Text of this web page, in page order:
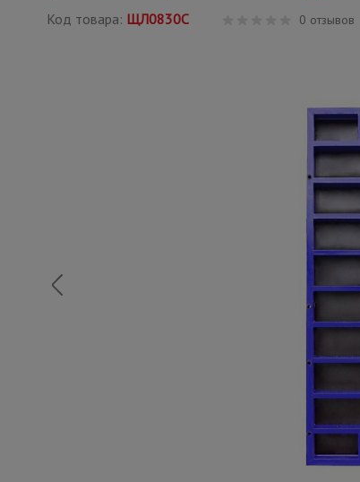
Сетка, тенты, брезенты
Мусоропровод
Фанера ламинированная
Вибротехника для
Оборудование для работы
Оборудование для
Тачки строительные и
Лестницы и стремянки
Штукатурные комплекты
Код товара: ЩЛ0830С 0 отзывов